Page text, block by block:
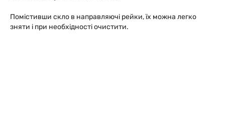
Помістивши скло в направляючі рейки, їх можна легко
зняти і при необхідності очистити.